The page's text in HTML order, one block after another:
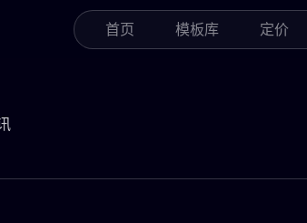
首页 模板库 定价